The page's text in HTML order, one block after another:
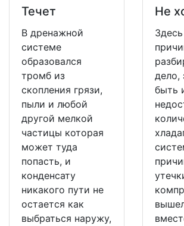
Течет
В дренажной
системе
образовался
тромб из
скопления грязи,
пыли и любой
другой мелкой
частицы которая
может туда
попасть, и
конденсату
никакого пути не
остается как
выбраться наружу,
Не
дело,
быть